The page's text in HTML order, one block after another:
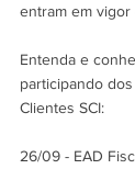
entram em vigor
Entenda e
participando
Clientes SCI:
26/09 - EAD